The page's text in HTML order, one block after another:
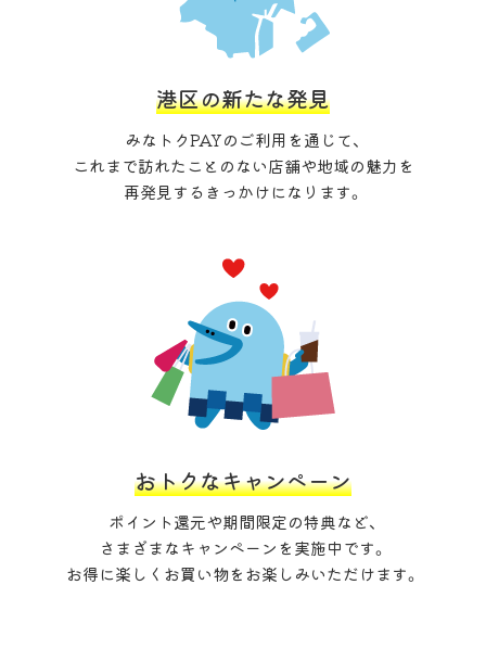
港区の新たな発見
みなトクPAYのご利用を通じて、
これまで訪れたことのない店舗や地域の魅力を
再発見するきっかけになります。
おトクなキャンペーン
ポイント還元や期間限定の特典など、
さまざまなキャンペーンを実施中です。
お得に楽しくお買い物をお楽しみいただけます。